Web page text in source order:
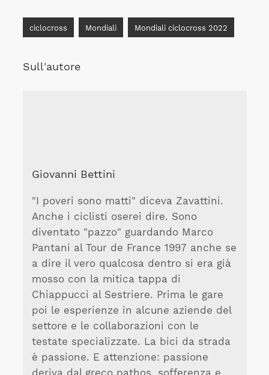
ciclocross Mondiali Mondiali ciclocross 2022
Sull'autore
Giovanni Bettini
"I poveri sono matti" diceva Zavattini.
Anche i ciclisti oserei dire. Sono
diventato "pazzo" guardando Marco
Pantani al Tour de France 1997 anche se
a dire il vero qualcosa dentro si era già
mosso con la mitica tappa di
Chiappucci al Sestriere. Prima le gare
poi le esperienze in alcune aziende del
settore e le collaborazioni con le
testate specializzate. La bici da strada
è passione. E attenzione: passione